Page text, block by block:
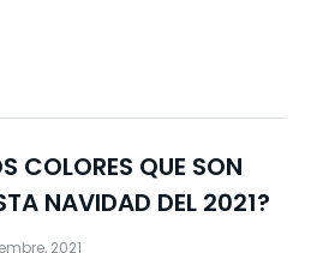
COLORES QUE SON
NAVIDAD DEL 2021?
2021